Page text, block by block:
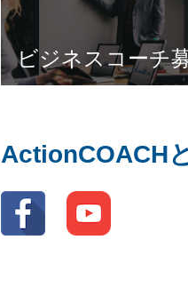
ビジネスコーチ
ActionCOACH